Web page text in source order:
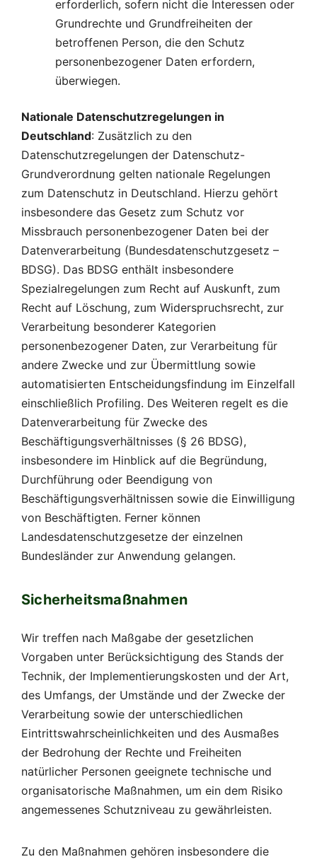
erforderlich, sofern nicht die Interessen oder
Grundrechte und Grundfreiheiten der
betroffenen Person, die den Schutz
personenbezogener Daten erfordern,
überwiegen.
Nationale Datenschutzregelungen in
Deutschland: Zusätzlich zu den
Datenschutzregelungen der Datenschutz-
Grundverordnung gelten nationale Regelungen
zum Datenschutz in Deutschland. Hierzu gehört
insbesondere das Gesetz zum Schutz vor
Missbrauch personenbezogener Daten bei der
Datenverarbeitung (Bundesdatenschutzgesetz –
BDSG). Das BDSG enthält insbesondere
Spezialregelungen zum Recht auf Auskunft, zum
Recht auf Löschung, zum Widerspruchsrecht, zur
Verarbeitung besonderer Kategorien
personenbezogener Daten, zur Verarbeitung für
andere Zwecke und zur Übermittlung sowie
automatisierten Entscheidungsfindung im Einzelfall
einschließlich Profiling. Des Weiteren regelt es die
Datenverarbeitung für Zwecke des
Beschäftigungsverhältnisses (§ 26 BDSG),
insbesondere im Hinblick auf die Begründung,
Durchführung oder Beendigung von
Beschäftigungsverhältnissen sowie die Einwilligung
von Beschäftigten. Ferner können
Landesdatenschutzgesetze der einzelnen
Bundesländer zur Anwendung gelangen.
Sicherheitsmaßnahmen
Wir treffen nach Maßgabe der gesetzlichen
Vorgaben unter Berücksichtigung des Stands der
Technik, der Implementierungskosten und der Art,
des Umfangs, der Umstände und der Zwecke der
Verarbeitung sowie der unterschiedlichen
Eintrittswahrscheinlichkeiten und des Ausmaßes
der Bedrohung der Rechte und Freiheiten
natürlicher Personen geeignete technische und
organisatorische Maßnahmen, um ein dem Risiko
angemessenes Schutzniveau zu gewährleisten.
Zu den Maßnahmen gehören insbesondere die